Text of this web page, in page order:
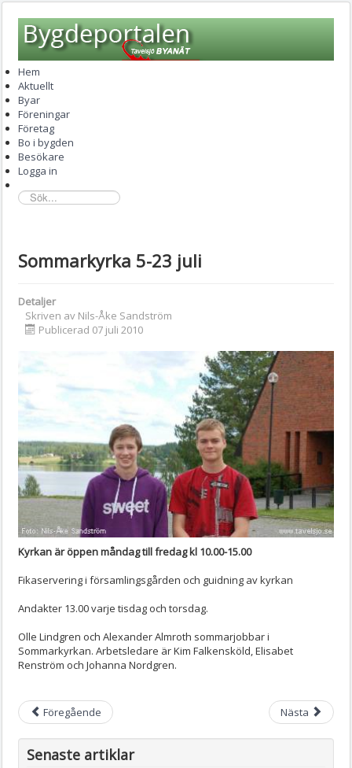
Hem
Aktuellt
Byar
Föreningar
Företag
Bo i bygden
Besökare
Logga in
sök...
Sommarkyrka 5-23 juli
Detaljer
Skriven av Nils-Åke Sandström
Publicerad 07 juli 2010
Kyrkan är öppen måndag till fredag kl 10.00-15.00
Fikaservering i församlingsgården och guidning av kyrkan
Andakter 13.00 varje tisdag och torsdag.
Olle Lindgren och Alexander Almroth sommarjobbar i
Sommarkyrkan. Arbetsledare är Kim Falkensköld, Elisabet
Renström och Johanna Nordgren.
Föregående Nästa
Senaste artiklar